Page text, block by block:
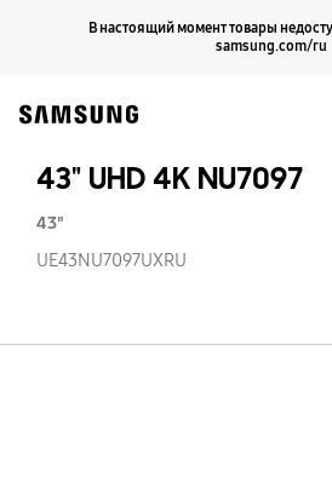
В настоящий момент товары
samsung.com/ru
43" UHD 4K NU7097
43"
UE43NU7097UXRU